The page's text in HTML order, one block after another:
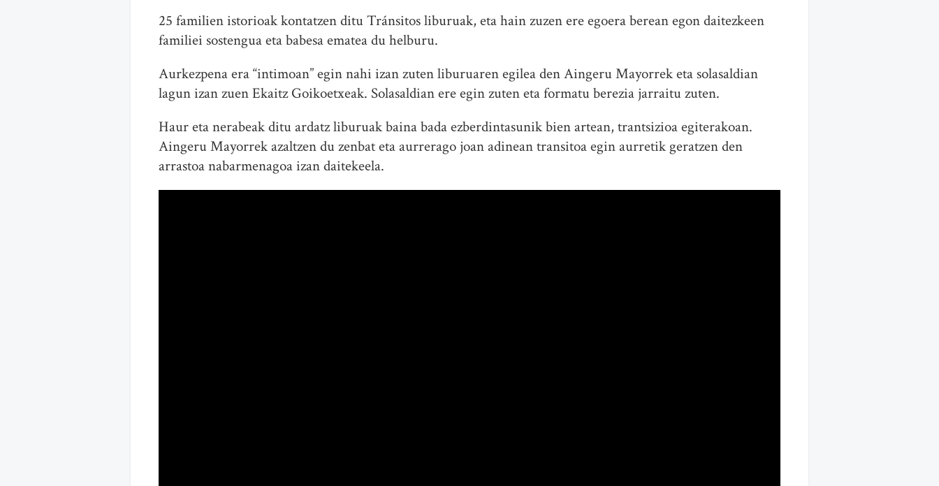
25 familien istorioak kontatzen ditu Tránsitos liburuak, eta hain zuzen ere egoera berean egon daitezkeen
familiei sostengua eta babesa ematea du helburu.
Aurkezpena era “intimoan” egin nahi izan zuten liburuaren egilea den Aingeru Mayorrek eta solasaldian
lagun izan zuen Ekaitz Goikoetxeak. Solasaldian ere egin zuten eta formatu berezia jarraitu zuten.
Haur eta nerabeak ditu ardatz liburuak baina bada ezberdintasunik bien artean, trantsizioa egiterakoan.
Aingeru Mayorrek azaltzen du zenbat eta aurrerago joan adinean transitoa egin aurretik geratzen den
arrastoa nabarmenagoa izan daitekeela.